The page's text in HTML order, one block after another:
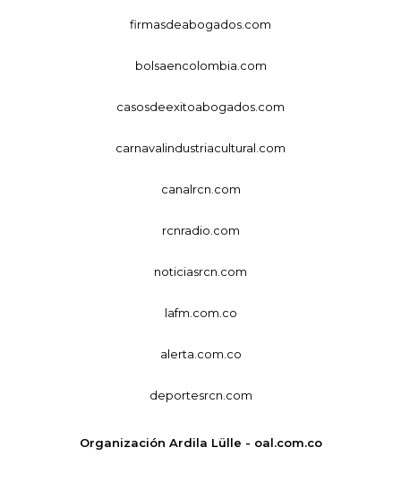
firmasdeabogados.com
bolsaencolombia.com
casosdeexitoabogados.com
carnavalindustriacultural.com
canalrcn.com
rcnradio.com
noticiasrcn.com
lafm.com.co
alerta.com.co
deportesrcn.com
Organización Ardila Lülle - oal.com.co